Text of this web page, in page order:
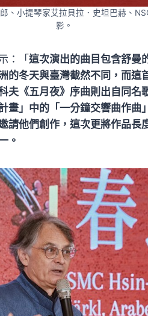
、小提琴家艾拉貝拉．史坦巴赫、
影。
：「 這次演出的曲目包含舒曼
的冬天與臺灣截然不同，而這
夫《五月夜》序曲則出自同名
畫」中的「一分鐘交響曲作曲
請他們創作，這次更將作品長
。